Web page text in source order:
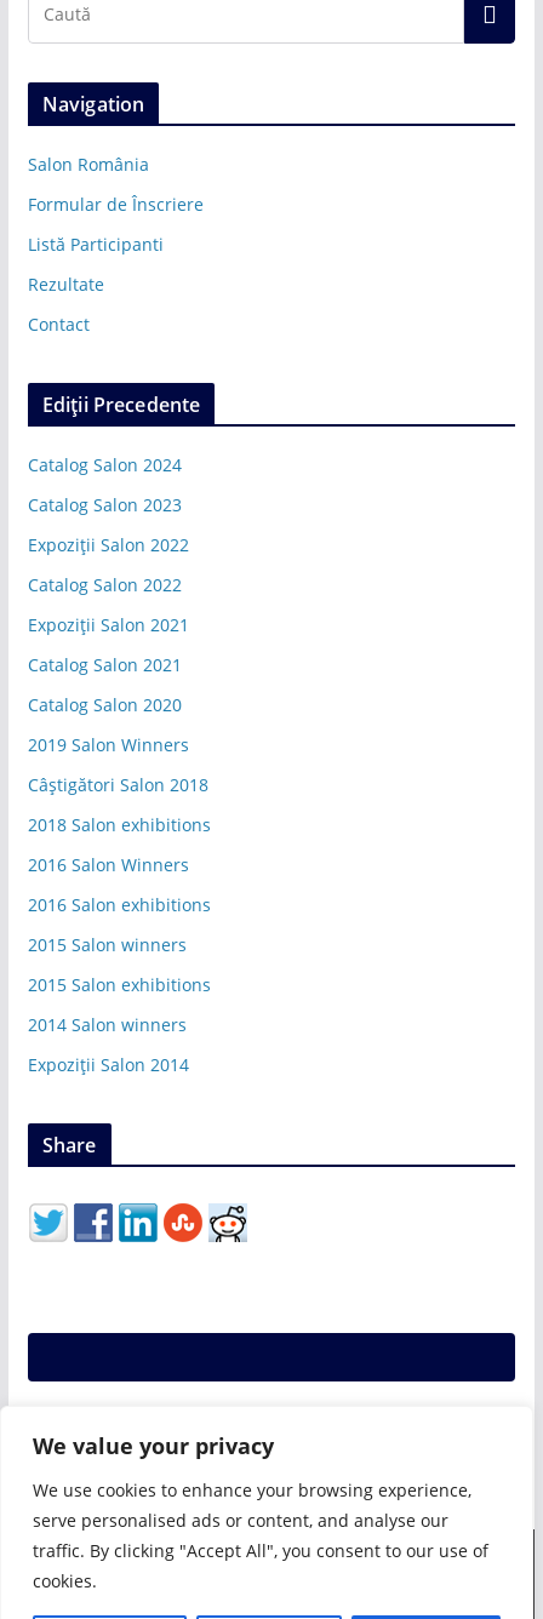
We value your privacy
We use cookies to enhance your browsing experience,
serve personalised ads or content, and analyse our
traffic. By clicking "Accept All", you consent to our use of
cookies.
Navigation
Salon România
Formular de Înscriere
Listă Participanti
Rezultate
Contact
Ediții Precedente
Catalog Salon 2024
Catalog Salon 2023
Expoziții Salon 2022
Catalog Salon 2022
Expoziții Salon 2021
Catalog Salon 2021
Catalog Salon 2020
2019 Salon Winners
Câștigători Salon 2018
2018 Salon exhibitions
2016 Salon Winners
2016 Salon exhibitions
2015 Salon winners
2015 Salon exhibitions
2014 Salon winners
Expoziții Salon 2014
Share
Drepturi de autor © 2026